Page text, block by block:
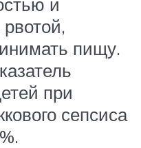
пищу.
при
сепсиса